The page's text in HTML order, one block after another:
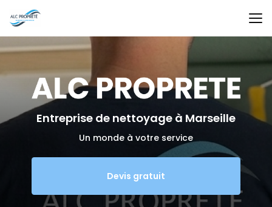
au
contenu
principal
Entreprise de nettoyage à Marseille
Un monde à votre service
Devis gratuit